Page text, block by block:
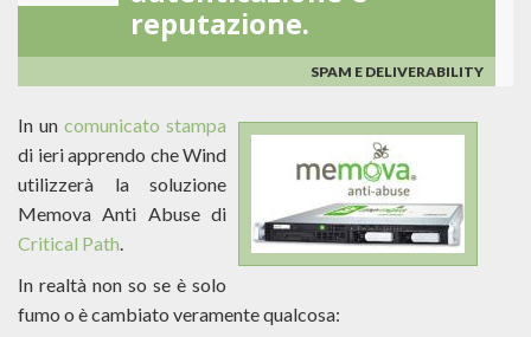
UTILIZZATI
reputazione.
SPAM E DELIVERABILITY
In un comunicato stampa
di ieri apprendo che Wind
utilizzerà la soluzione
Memova Anti Abuse di
Critical Path
In realtà non so se è solo
fumo o è cambiato veramente qualcosa: